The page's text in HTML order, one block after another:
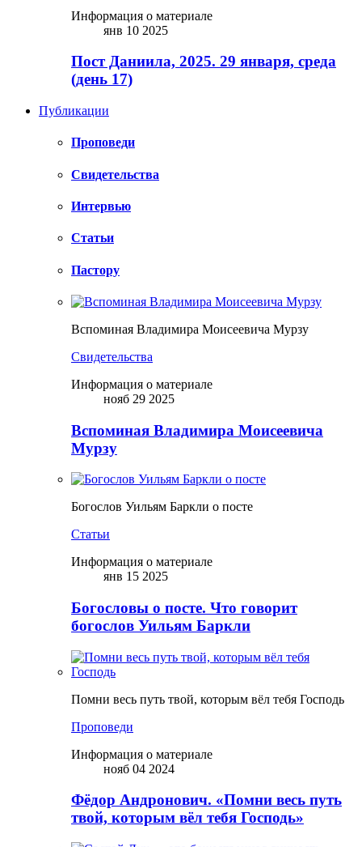
Информация о материале
янв 10 2025
Пост Даниила, 2025. 29 января, среда
(день 17)
Публикации
Проповеди
Свидетельства
Интервью
Статьи
Пастору
Вспоминая Владимира Моисеевича Мурзу
Свидетельства
Информация о материале
нояб 29 2025
Вспоминая Владимира Моисеевича
Мурзу
Богослов Уильям Баркли о посте
Статьи
Информация о материале
янв 15 2025
Богословы о посте. Что говорит
богослов Уильям Баркли
Помни весь путь твой, которым вёл тебя Господь
Проповеди
Информация о материале
нояб 04 2024
Фёдор Андронович. «Помни весь путь
твой, которым вёл тебя Господь»